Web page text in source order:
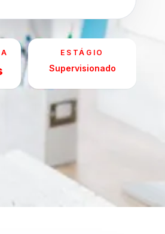
ESTÁGIO
Supervisionado